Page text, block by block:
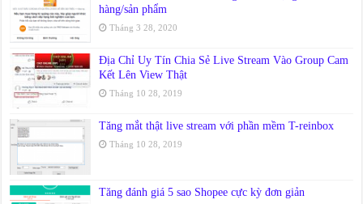
hàng/sản phẩm
Tháng 3 28, 2020
Địa Chỉ Uy Tín Chia Sẻ Live Stream Vào Group Cam
Kết Lên View Thật
Tháng 10 28, 2019
Tăng mắt thật live stream với phần mềm T-reinbox
Tháng 10 28, 2019
Tăng đánh giá 5 sao Shopee cực kỳ đơn giản